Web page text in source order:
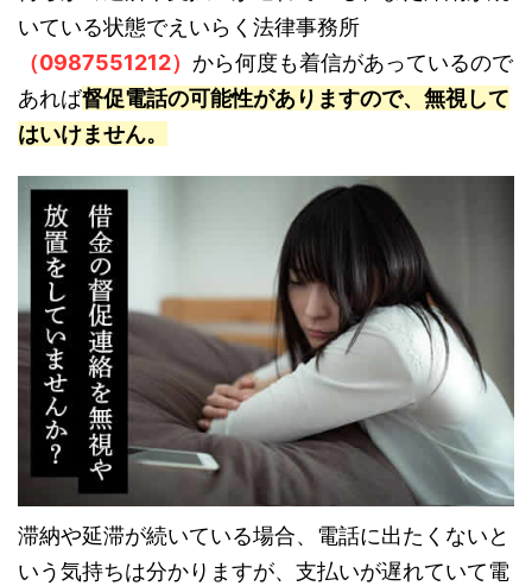
いている状態でえいらく法律事務所
（0987551212） から何度も着信があっているので
あれば督促電話の可能性がありますので、無視して
はいけません。
滞納や延滞が続いている場合、電話に出たくないと
いう気持ちは分かりますが、支払いが遅れていて電